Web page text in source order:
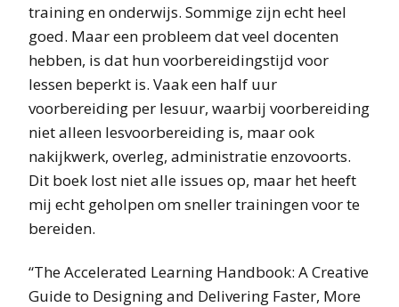
training en onderwijs. Sommige zijn echt heel
goed. Maar een probleem dat veel docenten
hebben, is dat hun voorbereidingstijd voor
lessen beperkt is. Vaak een half uur
voorbereiding per lesuur, waarbij voorbereiding
niet alleen lesvoorbereiding is, maar ook
nakijkwerk, overleg, administratie enzovoorts.
Dit boek lost niet alle issues op, maar het heeft
mij echt geholpen om sneller trainingen voor te
bereiden.
“The Accelerated Learning Handbook: A Creative
Guide to Designing and Delivering Faster, More